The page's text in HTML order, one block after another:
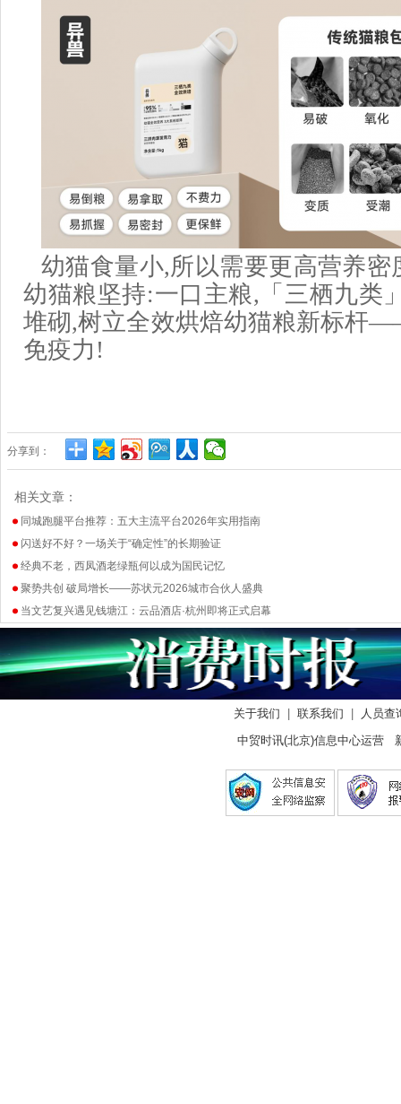
幼猫食量小,所以需要更高营养密
幼猫粮坚持:一口主粮,「三栖九类
堆砌,树立全效烘焙幼猫粮新标杆
免疫力!
分享到：
相关文章：
同城跑腿平台推荐：五大主流平台2026年实用指南
闪送好不好？一场关于“确定性”的长期验证
经典不老，西凤酒老绿瓶何以成为国民记忆
聚势共创 破局增长——苏状元2026城市合伙人盛典
当文艺复兴遇见钱塘江：云品酒店·杭州即将正式启幕
关于我们 联系我们
人员查
中贸时讯(北京)信息中心运营